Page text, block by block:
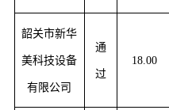
韶关市新华
美科技设备
有限公司
通
过
18.00